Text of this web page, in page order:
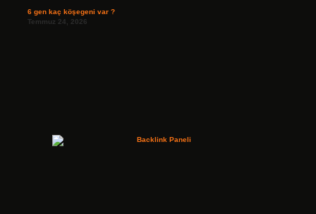
6 gen kaç köşegeni var ?
Temmuz 24, 2026